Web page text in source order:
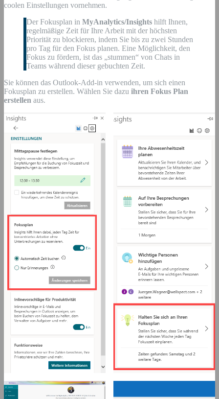
coolen Einstellungen vornehmen.
Der Fokusplan in MyAnalytics/Insights hilft Ihnen,
regelmäßige Zeit für Ihre Arbeit mit der höchsten
Priorität zu blockieren, indem Sie bis zu zwei Stunden
pro Tag für den Fokus planen. Eine Möglichkeit, den
Fokus zu fördern, ist das „stummen“ von Chats in
Teams während dieser gebuchten Zeit.
Sie können das Outlook-Add-in verwenden, um sich einen
Fokusplan zu erstellen. Wählen Sie dazu ihren Fokus Plan
erstellen aus.